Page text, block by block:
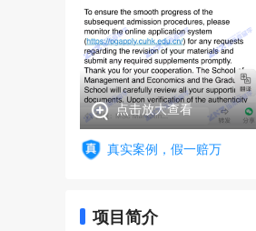
点击放大查看
真实案例，假一赔万
项目简介